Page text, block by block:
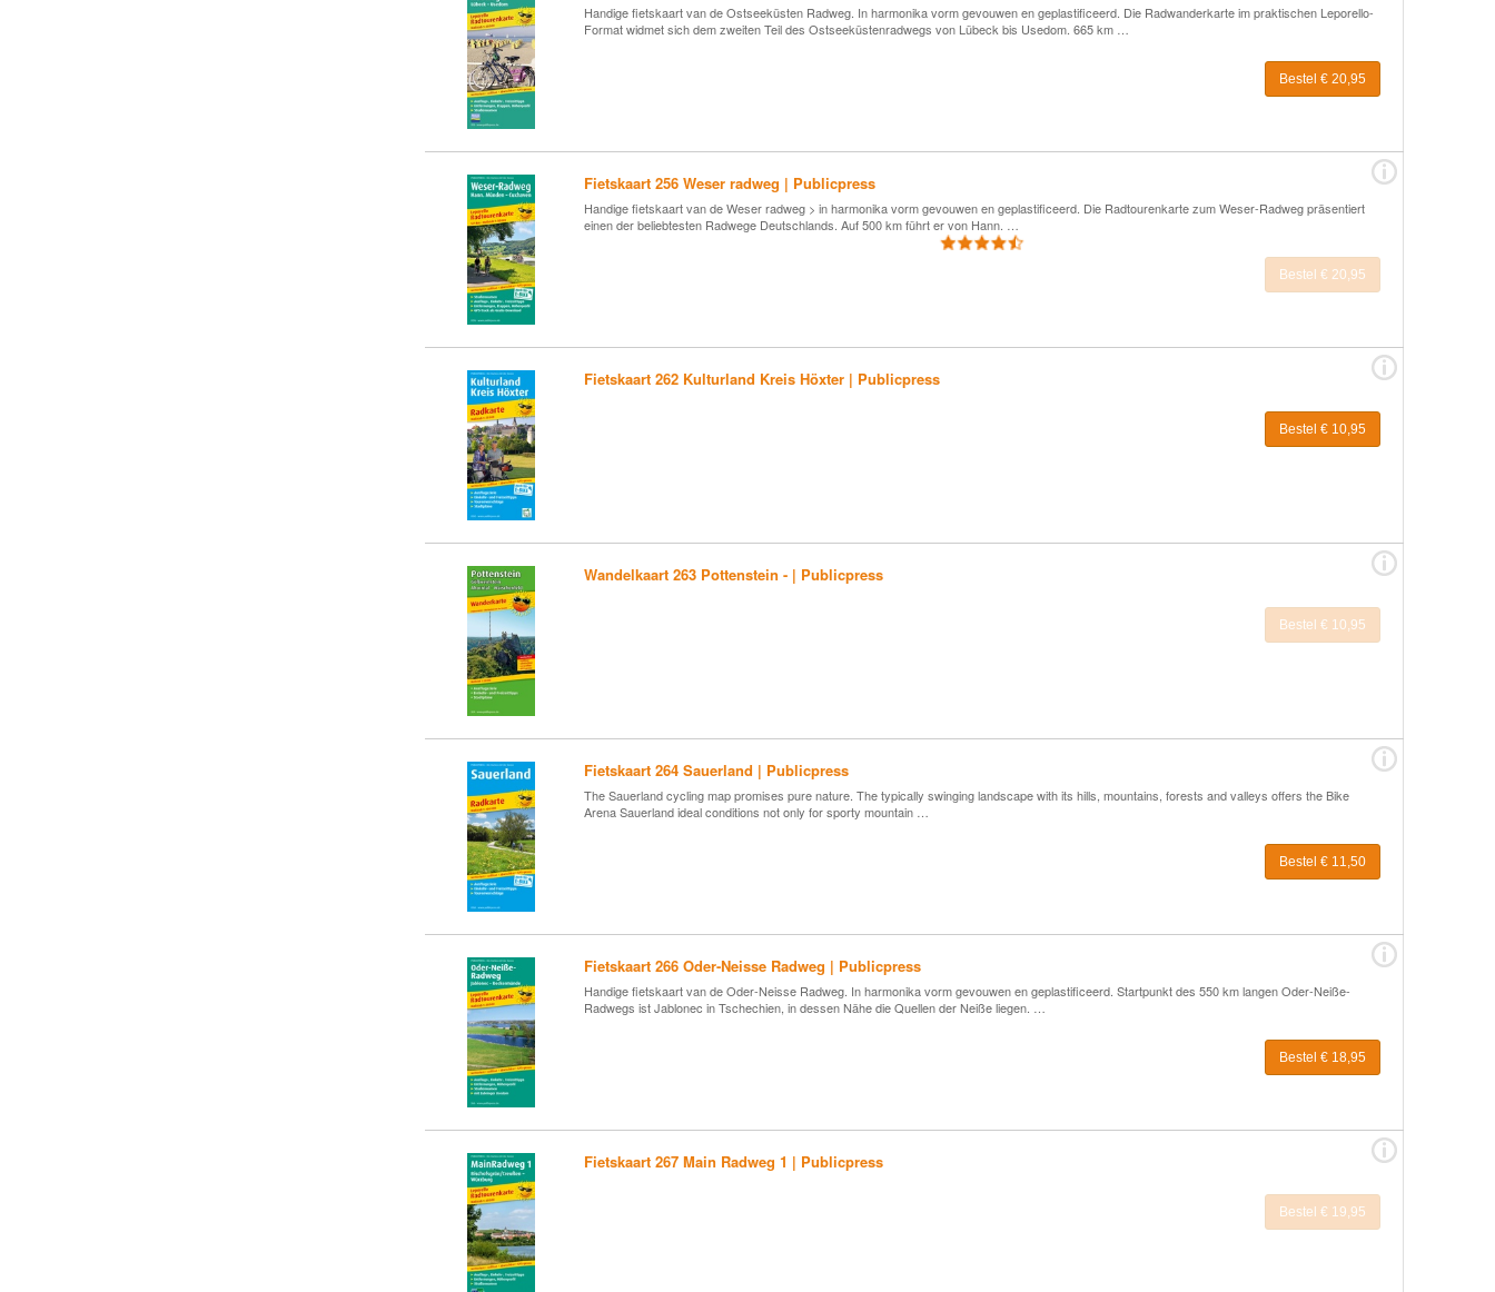
Handige fietskaart van de Ostseeküsten Radweg. In harmonika vorm gevouwen en geplastificeerd. Die Radwanderkarte im praktischen Leporello-
Format widmet sich dem zweiten Teil des Ostseeküstenradwegs von Lübeck bis Usedom. 665 km …
Bestel € 20,95
Fietskaart 256 Weser radweg | Publicpress
Handige fietskaart van de Weser radweg > in harmonika vorm gevouwen en geplastificeerd. Die Radtourenkarte zum Weser-Radweg präsentiert
einen der beliebtesten Radwege Deutschlands. Auf 500 km führt er von Hann. …
Bestel € 20,95
Fietskaart 262 Kulturland Kreis Höxter | Publicpress
Bestel € 10,95
Wandelkaart 263 Pottenstein - | Publicpress
Bestel € 10,95
Fietskaart 264 Sauerland | Publicpress
The Sauerland cycling map promises pure nature. The typically swinging landscape with its hills, mountains, forests and valleys offers the Bike
Arena Sauerland ideal conditions not only for sporty mountain …
Bestel € 11,50
Fietskaart 266 Oder-Neisse Radweg | Publicpress
Handige fietskaart van de Oder-Neisse Radweg. In harmonika vorm gevouwen en geplastificeerd. Startpunkt des 550 km langen Oder-Neiße-
Radwegs ist Jablonec in Tschechien, in dessen Nähe die Quellen der Neiße liegen. …
Bestel € 18,95
Fietskaart 267 Main Radweg 1 | Publicpress
Bestel € 19,95